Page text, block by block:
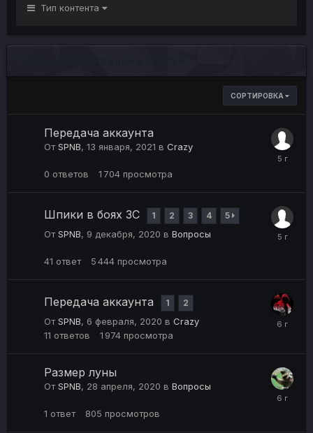
Тип контента
СОРТИРОВКА
Передача аккаунта
ОтSPNB, 13 января, 2021 в Crazy
0 ответов 1 704 просмотра
Шпики в боях ЗС 1 2 3 4 5
ОтSPNB, 9 декабря, 2020 в Вопросы
41 ответ 5 444 просмотра
Передача аккаунта 1 2
ОтSPNB, 6 февраля, 2020 в Crazy
11 ответов 1 974 просмотра
Размер луны
ОтSPNB, 28 апреля, 2020 в Вопросы
1 ответ 805 просмотров